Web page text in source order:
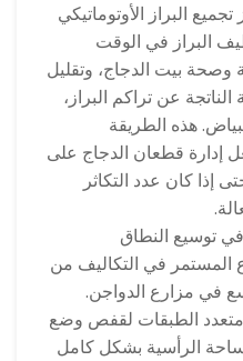
البراز الأوتوماتيكي
البراز في الوقت
بيت الدجاج، وتقليل
عن تراكم البراز،
هذه الطريقة
إدارة قطعان الدجاج على
كان عدد التكاثر
المستمر في التكاليف من
في مزارع الدواجن.
متعدد الطبقات لقفص وضع
الرأسية بشكل كامل